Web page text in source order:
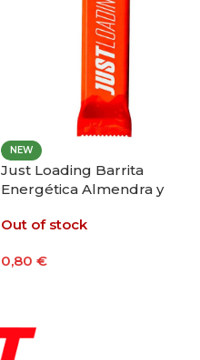
NEW
Just Loading Barrita
Energética Almendra y
Out of stock
0,80 €